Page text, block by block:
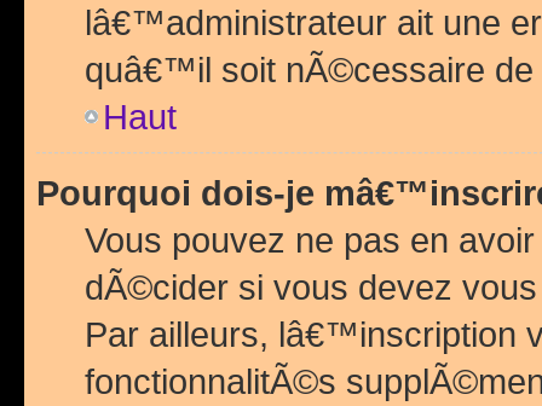
lâ€™administrateur ait une
quâ€™il soit nÃ©cessaire de
Haut
Pourquoi dois-je
Vous pouvez ne pas en
dÃ©cider si vous devez
Par ailleurs, lâ€™inscription
fonctionnalitÃ©s